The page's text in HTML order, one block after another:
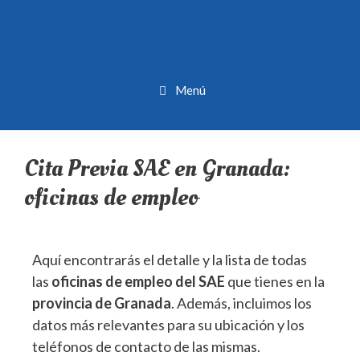
Menú
Cita Previa SAE en Granada:
oficinas de empleo
Aquí encontrarás el detalle y la lista de todas
las oficinas de empleo del SAE que tienes en la
provincia de Granada. Además, incluimos los
datos más relevantes para su ubicación y los
teléfonos de contacto de las mismas.